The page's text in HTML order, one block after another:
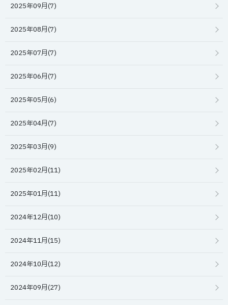
2025年09月(7)
2025年08月(7)
2025年07月(7)
2025年06月(7)
2025年05月(6)
2025年04月(7)
2025年03月(9)
2025年02月(11)
2025年01月(11)
2024年12月(10)
2024年11月(15)
2024年10月(12)
2024年09月(27)